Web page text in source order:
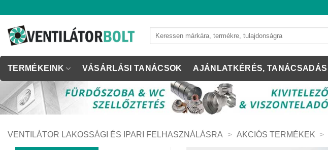
content
TERMÉKEINK VÁSÁRLÁSI TANÁCSOK AJÁNLATKÉRÉS, TANÁCSADÁS
VENTILÁTOR LAKOSSÁGI ÉS IPARI FELHASZNÁLÁSRA > AKCIÓS TERMÉKEK >